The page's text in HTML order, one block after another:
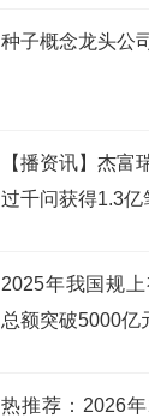
种子概念龙头公
【播资讯】杰富
过千问获得1.3亿
2025年我国规
总额突破5000亿
热推荐：2026